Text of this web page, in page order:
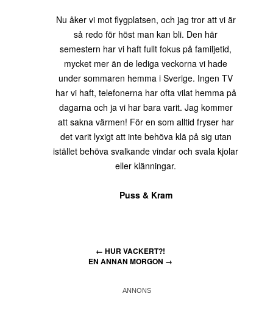
Nu åker vi mot flygplatsen, och jag tror att vi är
så redo för höst man kan bli. Den här
semestern har vi haft fullt fokus på familjetid,
mycket mer än de lediga veckorna vi hade
under sommaren hemma i Sverige. Ingen TV
har vi haft, telefonerna har ofta vilat hemma på
dagarna och ja vi har bara varit. Jag kommer
att sakna värmen! För en som alltid fryser har
det varit lyxigt att inte behöva klä på sig utan
istället behöva svalkande vindar och svala kjolar
eller klänningar.
Puss & Kram
← HUR VACKERT?!
EN ANNAN MORGON →